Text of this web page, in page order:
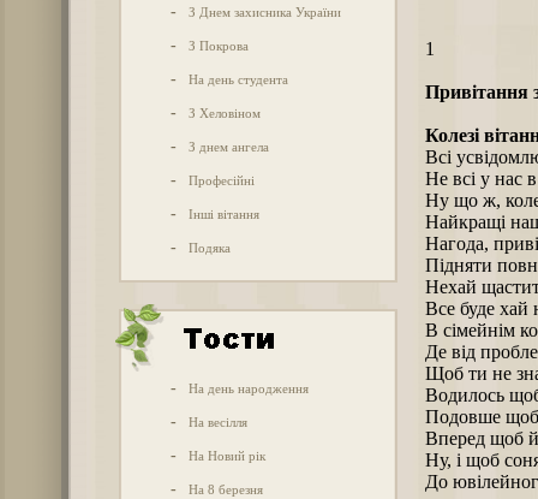
- З Днем захисника України
- З Покрова
- На день студента
- З Хеловіном
- З днем ангела
- Професійні
- Інші вітання
- Подяка
- На день народження
- На весілля
- На Новий рік
- На 8 березня
1
Привітання
Колезі
Всі
Не всі у нас
Ну що ж,
Найкращі
Нагода,
Підняти
Нехай
Все буде
В сімейнім
Де від
Щоб ти не
Водилось
Подовше щоб
Вперед щоб
Ну, і щоб
До